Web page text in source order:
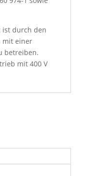
ist durch den
mit einer
betreiben.
mit 400 V